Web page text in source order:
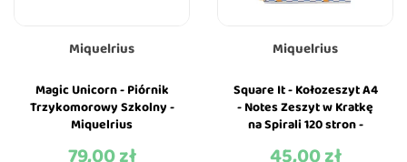
Miquelrius
Magic Unicorn - Piórnik
Trzykomorowy Szkolny -
Miquelrius
Cena
79,00 zł
Miquelrius
Square It - Kołozeszyt A4
- Notes Zeszyt w Kratkę
na Spirali 120 stron -
Cena
45,00 zł